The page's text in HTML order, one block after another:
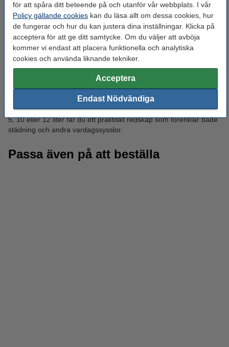
för att spåra ditt beteende på och utanför vår webbplats. I vår
Policy gällande cookies kan du läsa allt om dessa cookies, hur
de fungerar och hur du kan justera dina inställningar. Klicka på
acceptera för att ge ditt samtycke. Om du väljer att avböja
kommer vi endast att placera funktionella och analytiska
cookies och använda liknande tekniker.
Acceptera
Endast Nödvändiga
Utöver städning kan hinkarna användas till en rad andra
ändamål. I trädgården fungerar de utmärkt för att bära vatten,
samla ogräs eller förvara mindre redskap och plantor. De kan
även användas för tillfällig förvaring i förråd eller garage,
exempelvis för trasor, rengöringsprodukter eller sortering av
material. Med enkla dräneringshål kan en hink dessutom
användas som en tillfällig blomkruka.
Tack vare sin funktionella design och mångsidighet är hinkar ett
självklart inslag i de flesta hem. Oavsett om du väljer en hink på
5, 10 eller 12 liter får du ett praktiskt redskap som förenklar både
städning och andra vardagssysslor.
Passa även på att beställa